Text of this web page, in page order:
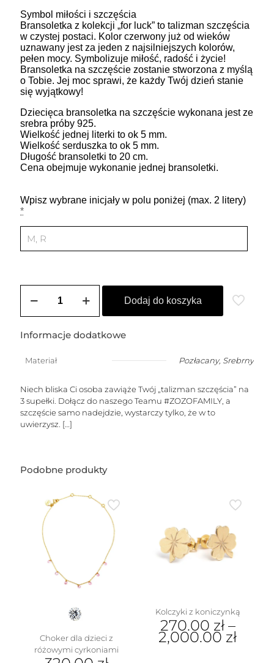
Symbol miłości i szczęścia
Bransoletka z kolekcji „for luck” to talizman szczęścia
w czystej postaci. Kolor czerwony już od wieków
uznawany jest za jeden z najsilniejszych kolorów,
pełen mocy. Symbolizuje miłość, radość i życie!
Bransoletka na szczęście zostanie stworzona z myślą
o Tobie. Jej moc sprawi, że każdy Twój dzień stanie
się wyjątkowy!
Dziecięca bransoletka na szczęście wykonana jest ze
srebra próby 925.
Wielkość jednej literki to ok 5 mm.
Wielkość serduszka to ok 5 mm.
Długość bransoletki to 20 cm.
Cena obejmuje wykonanie jednej bransoletki.
Wpisz wybrane inicjały w polu poniżej (max. 2 litery)
*
Bransoletka
dla
(2-
10
dowolnymi
literkami
i
serduszkiem
Dodaj do koszyka
Informacje dodatkowe
Materiał Pozłacany, Srebrny
Niech bliska Ci osoba zawiąże Twój „talizman szczęścia” na
3 supełki. Dołącz do naszego Teamu #ZOZOFAMILY, a
szczęście samo nadejdzie, wystarczy tylko, że w to
uwierzysz. […]
Podobne produkty
Choker dla dzieci z
różowymi cyrkoniami
Kolczyki z koniczynką
270.00 zł–
2,000.00 zł